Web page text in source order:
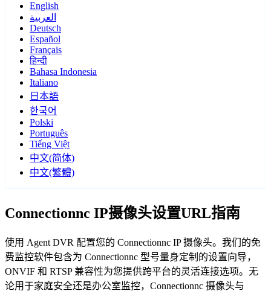
English
العربية
Deutsch
Español
Français
हिन्दी
Bahasa Indonesia
Italiano
日本語
한국어
Polski
Português
Tiếng Việt
中文(简体)
中文(繁體)
Connectionnc IP摄像头设置URL指南
使用 Agent DVR 配置您的 Connectionnc IP 摄像头。我们的免
费监控软件包含为 Connectionnc 型号量身定制的设置向导，
ONVIF 和 RTSP 兼容性为您提供跨平台的灵活连接选项。无
论用于家庭安全还是办公室监控，Connectionnc 摄像头与